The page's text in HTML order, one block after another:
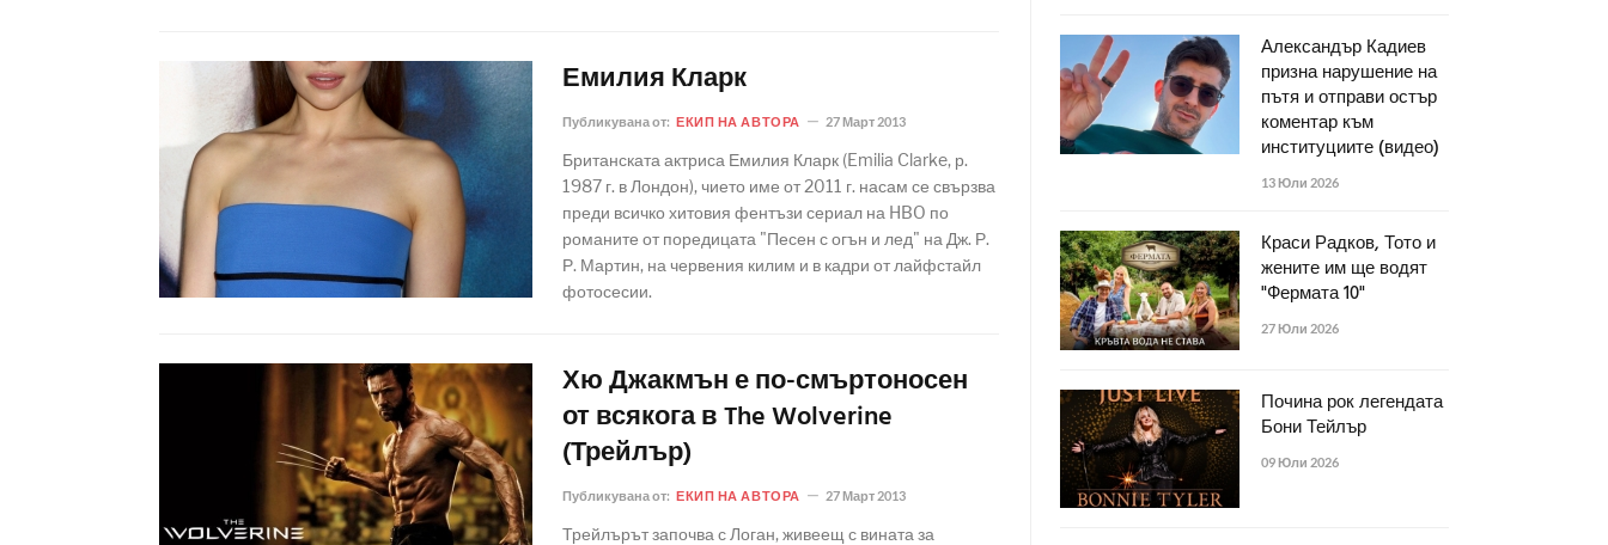
Емилия Кларк
Публикувана от: ЕКИП НА АВТОРА 27 Март 2013
Британската актриса Емилия Кларк (Emilia Clarke, р.
1987 г. в Лондон), чието име от 2011 г. насам се свързва
преди всичко хитовия фентъзи сериал на HBO по
романите от поредицата "Песен с огън и лед" на Дж. Р.
Р. Мартин, на червения килим и в кадри от лайфстайл
фотосесии.
Хю Джакмън е по-смъртоносен
от всякога в The Wolverine
(Трейлър)
Публикувана от: ЕКИП НА АВТОРА 27 Март 2013
Трейлърът започва с Логан, живеещ с вината за
Александър Кадиев
призна нарушение на
пътя и отправи остър
коментар към
институциите (видео)
13 Юли 2026
Краси Радков, Тото и
жените им ще водят
"Фермата 10"
27 Юли 2026
Почина рок легендата
Бони Тейлър
09 Юли 2026